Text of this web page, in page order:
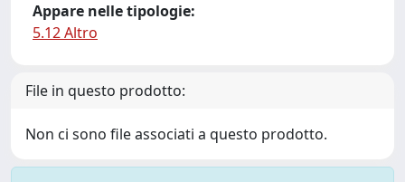
Appare nelle tipologie:
5.12 Altro
File in questo prodotto:
Non ci sono file associati a questo prodotto.